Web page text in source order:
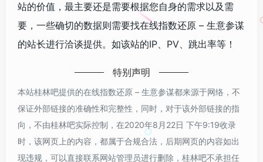
站的价值，最主要还是需要根据您自身的需求以及需
要，一些确切的数据则需要找在线指数还原 – 生意参谋
的站长进行洽谈提供。如该站的IP、PV、跳出率等！
特别声明
本站桂林吧提供的在线指数还原 – 生意参谋都来源于网络，不
保证外部链接的准确性和完整性，同时，对于该外部链接的指
向，不由桂林吧实际控制，在2020年8月22日 下午9:19收录
时，该网页上的内容，都属于合规合法，后期网页的内容如出
现违规，可以直接联系网站管理员进行删除，桂林吧不承担任